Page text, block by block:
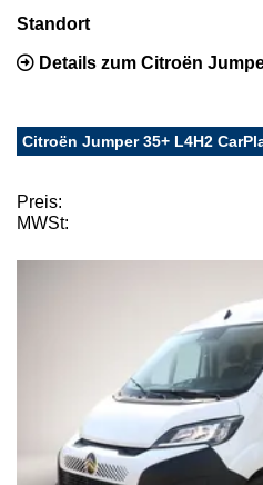
Standort
Details zum Citroën
Citroën Jumper 35+ L4H2
Preis:
MWSt: